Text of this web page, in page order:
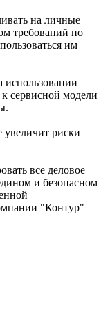
на личные
требований по
им
использовании
сервисной модели
риски
все деловое
и безопасном
"Контур"